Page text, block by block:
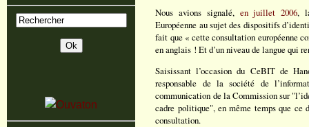
Nous avions signalé, en juillet 2006,
Européenne au sujet des dispositifs
fait que « cette consultation européenne
en anglais ! Et d’un niveau de langue qui
Saisissant l’occasion du CeBIT de
responsable de la société de
communication de la Commission sur
cadre politique", en même temps que ce
consultation.